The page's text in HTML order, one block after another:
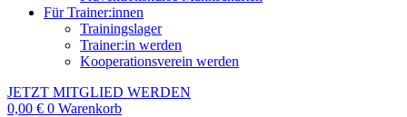
Für Trainer:innen
Trainingslager
Trainer:in werden
Kooperationsverein werden
JETZT MITGLIED WERDEN
0,00 € 0 Warenkorb